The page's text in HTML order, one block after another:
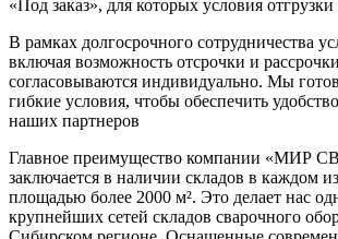
«Под заказ», для которых условия отгрузки
В рамках долгосрочного сотрудничества
включая возможность отсрочки и
согласовываются индивидуально. Мы
гибкие условия, чтобы обеспечить
наших партнеров
Главное преимущество компании «МИР
заключается в наличии складов в каждом
площадью более 2000 м². Это делает нас
крупнейших сетей складов сварочного